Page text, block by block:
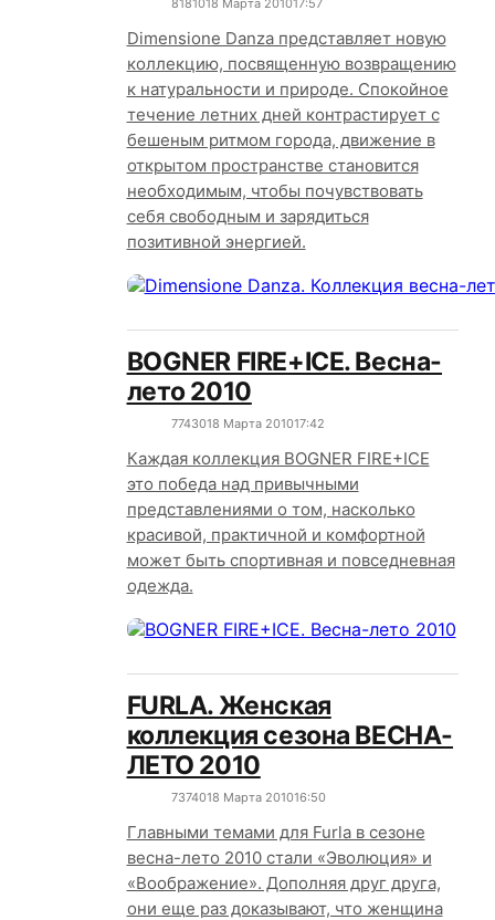
8181018 Марта 201017:57
Dimensione Danza представляет новую
коллекцию, посвященную возвращению
к натуральности и природе. Спокойное
течение летних дней контрастирует с
бешеным ритмом города, движение в
открытом пространстве становится
необходимым, чтобы почувствовать
себя свободным и зарядиться
позитивной энергией.
BOGNER FIRE+ICE. Весна-
лето 2010
7743018 Марта 201017:42
Каждая коллекция BOGNER FIRE+ICE
это победа над привычными
представлениями о том, насколько
красивой, практичной и комфортной
может быть спортивная и повседневная
одежда.
FURLA. Женская
коллекция сезона ВЕСНА-
ЛЕТО 2010
7374018 Марта 201016:50
Главными темами для Furla в сезоне
весна-лето 2010 стали «Эволюция» и
«Воображение». Дополняя друг друга,
они еще раз доказывают, что женщина